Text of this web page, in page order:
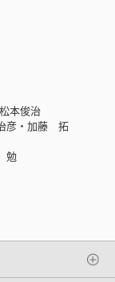
本俊治
彦・加藤 拓
勉